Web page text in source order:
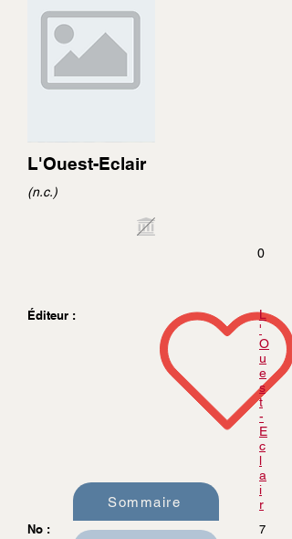
L'Ouest-Eclair
(n.c.)
0
Éditeur :
L
'
O
u
e
s
t
-
E
c
l
a
i
r
No :
7
Sommaire